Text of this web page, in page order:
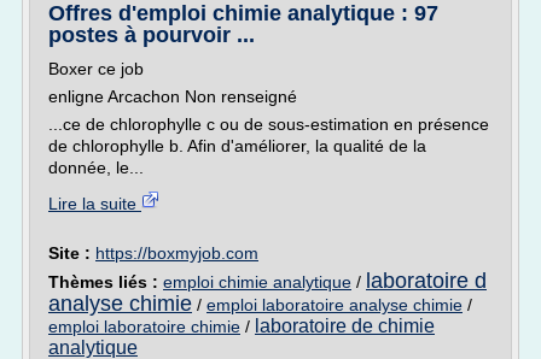
Offres d'emploi chimie analytique : 97
postes à pourvoir ...
Boxer ce job
enligne Arcachon Non renseigné
...ce de chlorophylle c ou de sous-estimation en présence
de chlorophylle b. Afin d'améliorer, la qualité de la
donnée, le...
Lire la suite
Site : https://boxmyjob.com
Thèmes liés : emploi chimie analytique / laboratoire d
analyse chimie / emploi laboratoire analyse chimie /
emploi laboratoire chimie / laboratoire de chimie
analytique